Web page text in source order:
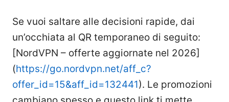
Se vuoi saltare alle decisioni rapide, dai
un’occhiata al QR temporaneo di seguito:
[NordVPN – offerte aggiornate nel 2026]
(https://go.nordvpn.net/aff_c?
offer_id=15&aff_id=132441). Le promozioni